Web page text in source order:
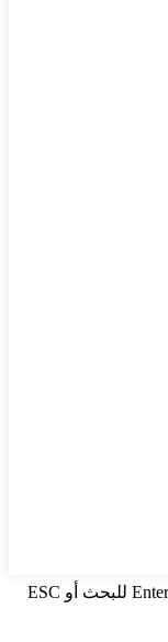
اضغط على Enter للبحث أو ESC